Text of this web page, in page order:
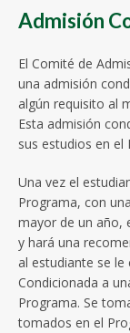
Admisión
El Comité de
una admisión
algún requisito al
Esta admisión
sus estudios en el
Una vez el
Programa, con
mayor de un año,
y hará una
al estudiante se
Condicionada a
Programa. Se
tomados en el